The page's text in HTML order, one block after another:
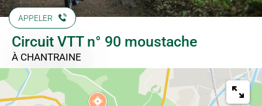
APPELER
Circuit VTT n° 90 moustache
À CHANTRAINE